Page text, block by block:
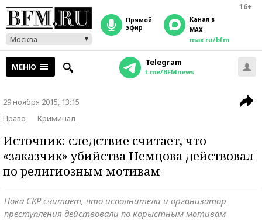
16+
Москва
прямой
эфир
Канал в
MAX
max.ru/bfm
МЕНЮ Telegram
t.me/BFMnews
29 ноября 2015, 13:15
Право
Криминал
Источник: следствие считает, что
«заказчик» убийства Немцова действовал
по религиозным мотивам
Пока СКР считает, что исполнители и организатор
преступления действовали по корыстным мотивам